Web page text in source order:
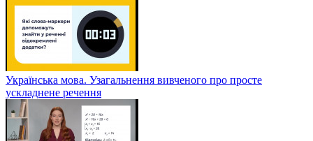
Українська мова. Узагальнення вивченого про просте
ускладнене речення